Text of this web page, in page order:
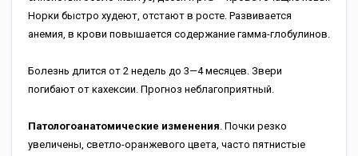
Норки быстро худеют, отстают в росте. Развивается
анемия, в крови повышается содержание гамма-глобулинов.
Болезнь длится от 2 недель до 3—4 месяцев. Звери
погибают от кахексии. Прогноз неблагоприятный.
Патологоанатомические изменения. Почки резко
увеличены, светло-оранжевого цвета, часто пятнистые